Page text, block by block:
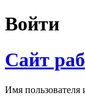
Войти
Сайт
Имя пользователя